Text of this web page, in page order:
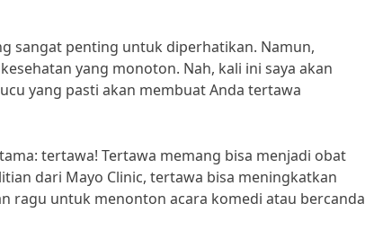
sangat penting untuk diperhatikan. Namun,
yang monoton. Nah, kali ini saya akan
yang pasti akan membuat Anda tertawa
tertawa! Tertawa memang bisa menjadi obat
dari Mayo Clinic, tertawa bisa meningkatkan
ragu untuk menonton acara komedi atau bercanda